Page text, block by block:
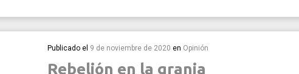
Publicado el 9 de noviembre de 2020 en Opinión
Rebelión en la granja